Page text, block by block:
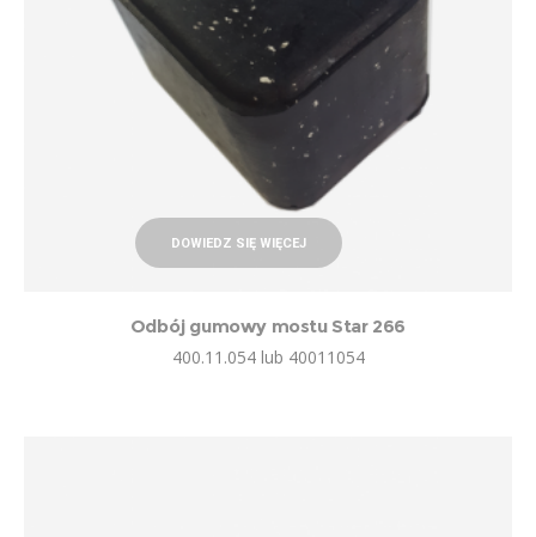
DOWIEDZ SIĘ WIĘCEJ
Odbój gumowy mostu Star 266
400.11.054 lub 40011054